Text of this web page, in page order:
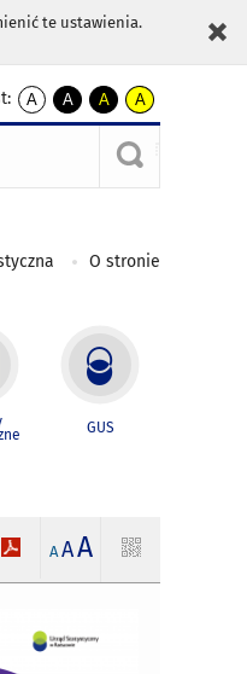
te ustawienia.
A
kontrast
A
kontrast
czarnym
A
kontrast
żółty
tekst
czarnym
A
kontrast
czarny
tekst
żółtym
O stronie
GUS
A AA